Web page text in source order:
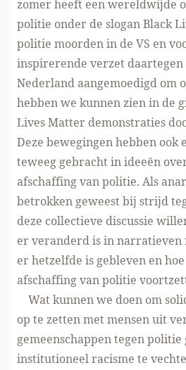
zomer heeft een wereldwijde
politie onder de slogan Black
politie moorden in de VS en
inspirerende verzet daartegen
Nederland aangemoedigd om
hebben we kunnen zien in de
Lives Matter demonstraties
Deze bewegingen hebben ook
teweeg gebracht in ideeën
afschaffing van politie. Als
betrokken geweest bij strijd
deze collectieve discussie
er veranderd is in
er hetzelfde is gebleven en
afschaffing van politie
Wat kunnen we doen om
op te zetten met mensen uit
gemeenschappen tegen politie
institutioneel racisme te